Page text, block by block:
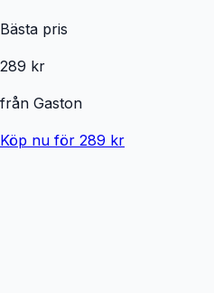
Bästa pris
289 kr
från Gaston
Köp nu för 289 kr